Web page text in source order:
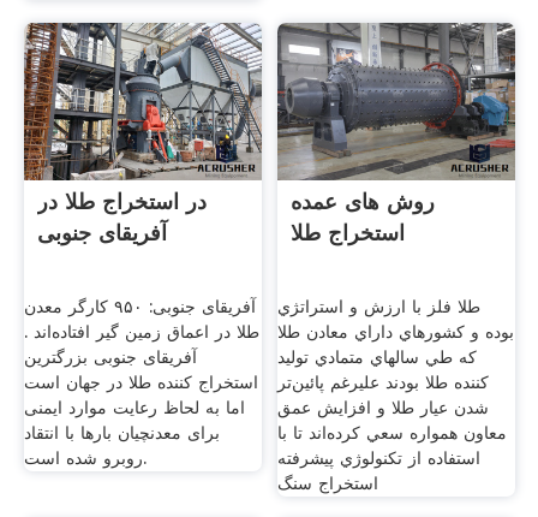
در استخراج طلا در
آفریقای جنوبی
آفریقای جنوبی: ۹۵۰ کارگر معدن
طلا در اعماق زمین گیر افتاده‌اند .
آفریقای جنوبی بزرگترین
استخراج کننده طلا در جهان است
اما به لحاظ رعایت موارد ایمنی
برای معدنچیان بارها با انتقاد
روبرو شده است.
روش های عمده
استخراج طلا
طلا فلز با ارزش و استراتژي
بوده و كشورهاي داراي معادن طلا
كه طي سالهاي متمادي توليد
كننده طلا بودند عليرغم پائين‌تر
شدن عيار طلا و افزايش عمق
معاون همواره سعي كرده‌اند تا با
استفاده از تكنولوژي پيشرفته
استخراج سنگ